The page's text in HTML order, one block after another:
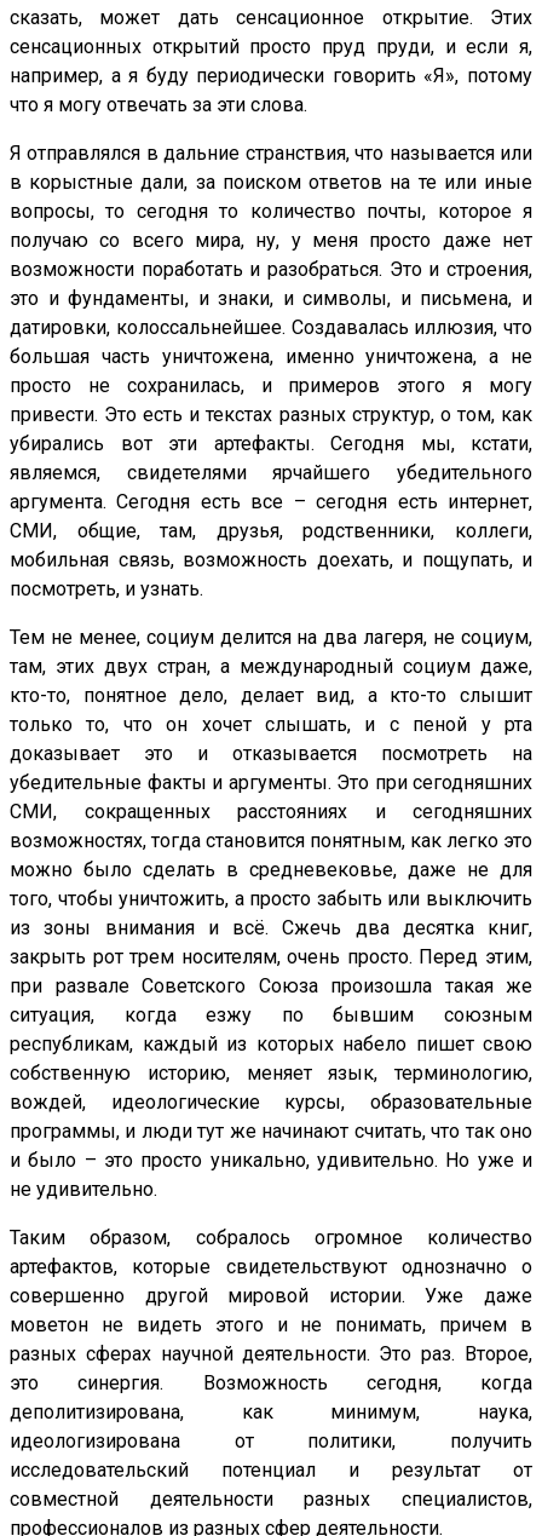
сказать, может дать сенсационное открытие. Этих
сенсационных открытий просто пруд пруди, и если я,
например, а я буду периодически говорить «Я», потому
что я могу отвечать за эти слова.
Я отправлялся в дальние странствия, что называется или
в корыстные дали, за поиском ответов на те или иные
вопросы, то сегодня то количество почты, которое я
получаю со всего мира, ну, у меня просто даже нет
возможности поработать и разобраться. Это и строения,
это и фундаменты, и знаки, и символы, и письмена, и
датировки, колоссальнейшее. Создавалась иллюзия, что
большая часть уничтожена, именно уничтожена, а не
просто не сохранилась, и примеров этого я могу
привести. Это есть и текстах разных структур, о том, как
убирались вот эти артефакты. Сегодня мы, кстати,
являемся, свидетелями ярчайшего убедительного
аргумента. Сегодня есть все – сегодня есть интернет,
СМИ, общие, там, друзья, родственники, коллеги,
мобильная связь, возможность доехать, и пощупать, и
посмотреть, и узнать.
Тем не менее, социум делится на два лагеря, не социум,
там, этих двух стран, а международный социум даже,
кто-то, понятное дело, делает вид, а кто-то слышит
только то, что он хочет слышать, и с пеной у рта
доказывает это и отказывается посмотреть на
убедительные факты и аргументы. Это при сегодняшних
СМИ, сокращенных расстояниях и сегодняшних
возможностях, тогда становится понятным, как легко это
можно было сделать в средневековье, даже не для
того, чтобы уничтожить, а просто забыть или выключить
из зоны внимания и всё. Сжечь два десятка книг,
закрыть рот трем носителям, очень просто. Перед этим,
при развале Советского Союза произошла такая же
ситуация, когда езжу по бывшим союзным
республикам, каждый из которых набело пишет свою
собственную историю, меняет язык, терминологию,
вождей, идеологические курсы, образовательные
программы, и люди тут же начинают считать, что так оно
и было – это просто уникально, удивительно. Но уже и
не удивительно.
Таким образом, собралось огромное количество
артефактов, которые свидетельствуют однозначно о
совершенно другой мировой истории. Уже даже
моветон не видеть этого и не понимать, причем в
разных сферах научной деятельности. Это раз. Второе,
это синергия. Возможность сегодня, когда
деполитизирована, как минимум, наука,
идеологизирована от политики, получить
исследовательский потенциал и результат от
совместной деятельности разных специалистов,
профессионалов из разных сфер деятельности.